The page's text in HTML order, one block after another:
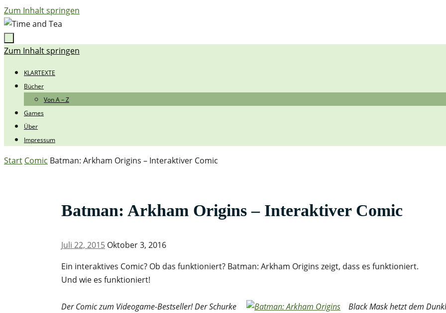
Zum Inhalt springen
Zum Inhalt springen
KLARTEXTE
Bücher
Von A – Z
Games
Über
Impressum
Start Comic Batman: Arkham Origins – Interaktiver Comic
Batman: Arkham Origins – Interaktiver Comic
Juli 22, 2015 Oktober 3, 2016
Ein interaktives Comic? Ob das funktioniert? Batman: Arkham Origins zeigt, dass es funktioniert.
Und wie es funktioniert!
Der Comic zum Videogame-Bestseller! Der Schurke
Black Mask hetzt dem